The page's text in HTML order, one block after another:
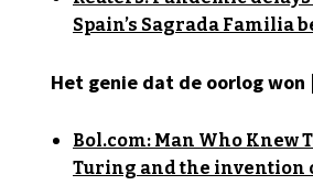
Spain’s Sagrada Familia
Het genie dat de oorlog won
Bol.com: Man Who Knew
Turing and the invention